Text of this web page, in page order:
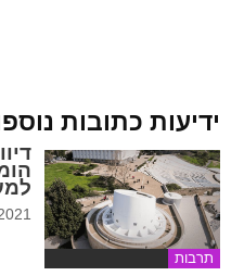
ידיעות כתובות
תרבות
08:47